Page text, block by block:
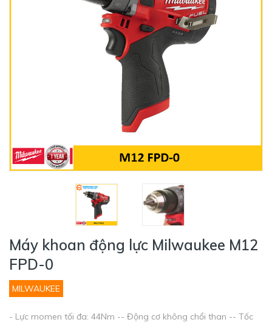
Máy khoan động lực Milwaukee M12
FPD-0
MILWAUKEE
- Lực momen tối đa: 44Nm -- Động cơ không chổi than -- Tốc